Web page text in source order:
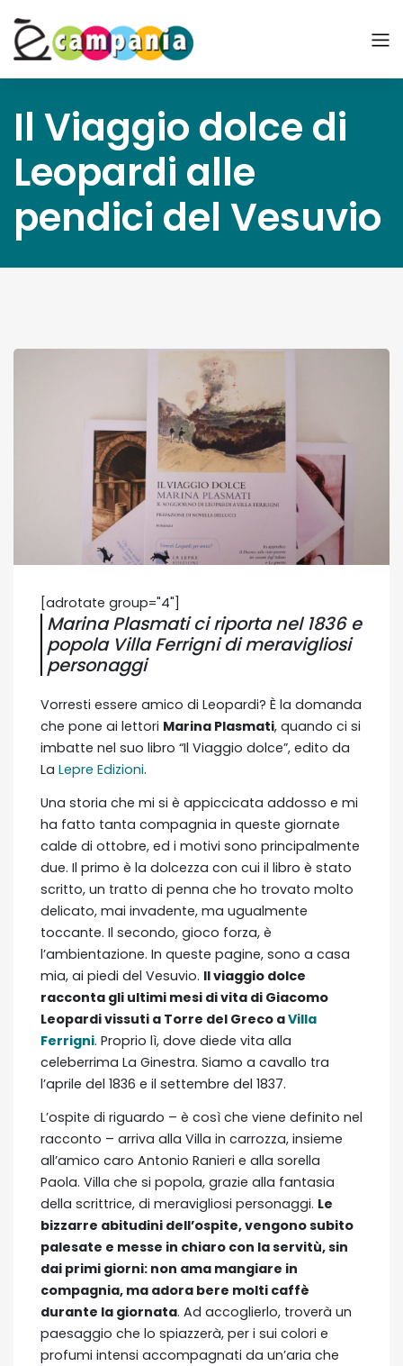
Il Viaggio dolce di
Leopardi alle
pendici del Vesuvio
[adrotate group="4"]
Marina Plasmati ci riporta nel 1836 e
popola Villa Ferrigni di meravigliosi
personaggi
Vorresti essere amico di Leopardi? È la domanda
che pone ai lettori Marina Plasmati, quando ci si
imbatte nel suo libro “Il Viaggio dolce”, edito da
La Lepre Edizioni.
Una storia che mi si è appiccicata addosso e mi
ha fatto tanta compagnia in queste giornate
calde di ottobre, ed i motivi sono principalmente
due. Il primo è la dolcezza con cui il libro è stato
scritto, un tratto di penna che ho trovato molto
delicato, mai invadente, ma ugualmente
toccante. Il secondo, gioco forza, è
l’ambientazione. In queste pagine, sono a casa
mia, ai piedi del Vesuvio. Il viaggio dolce
racconta gli ultimi mesi di vita di Giacomo
Leopardi vissuti a Torre del Greco aVilla
Ferrigni. Proprio lì, dove diede vita alla
celeberrima La Ginestra. Siamo a cavallo tra
l’aprile del 1836 e il settembre del 1837.
L’ospite di riguardo – è così che viene definito nel
racconto – arriva alla Villa in carrozza, insieme
all’amico caro Antonio Ranieri e alla sorella
Paola. Villa che si popola, grazie alla fantasia
della scrittrice, di meravigliosi personaggi. Le
bizzarre abitudini dell’ospite, vengono subito
palesate e messe in chiaro con la servitù, sin
dai primi giorni: non ama mangiare in
compagnia, ma adora bere molti caffè
durante la giornata. Ad accoglierlo, troverà un
paesaggio che lo spiazzerà, per i sui colori e
profumi intensi accompagnati da un’aria che